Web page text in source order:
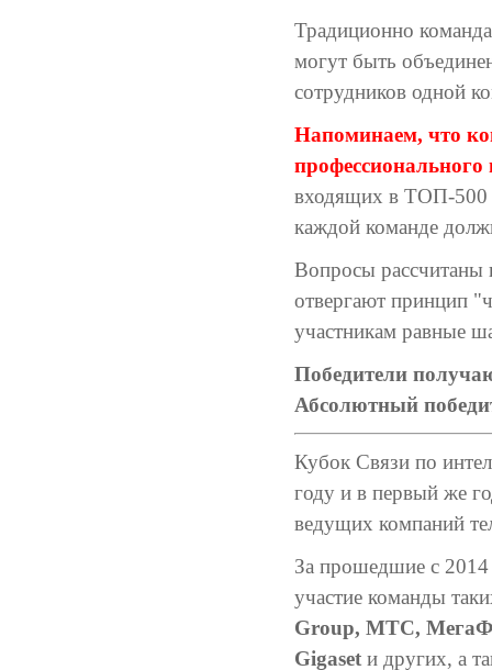
Традиционно
могут быть
сотрудников одной
Напоминаем, что
профессионального
входящих в ТОП-500
каждой команде
Вопросы рассчитаны
отвергают принцип
участникам равные
Победители
Абсолютный
Кубок Связи по
году и в первый же
ведущих компаний
За прошедшие с 2014
участие команды
Group, МТС,
Gigaset и других, а